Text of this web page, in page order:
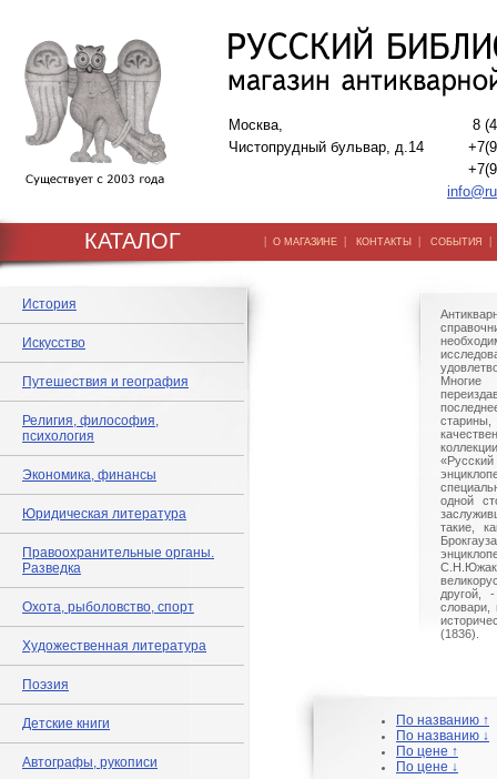
Москва,
Чистопрудный бульвар, д.14
8
КАТАЛОГ | О МАГАЗИНЕ | КОНТАКТЫ | СОБЫТИЯ
История
Искусство
Путешествия и география
Религия, философия,
психология
Экономика, финансы
Юридическая литература
Правоохранительные органы.
Разведка
Охота, рыболовство, спорт
Художественная литература
Поэзия
Детские книги
Автографы, рукописи
одной
такие,
другой,
словари,
(1836).
По названию ↑
По названию ↓
По цене ↑
По цене ↓